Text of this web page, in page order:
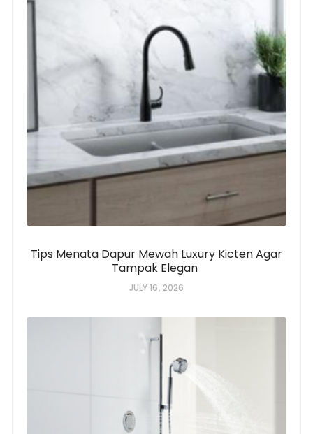
Tips Menata Dapur Mewah Luxury Kicten Agar
Tampak Elegan
JULY 16, 2026